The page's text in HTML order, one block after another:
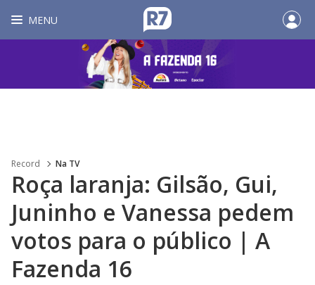
MENU
Record Na TV
Roça laranja: Gilsão, Gui,
Juninho e Vanessa pedem
votos para o público | A
Fazenda 16